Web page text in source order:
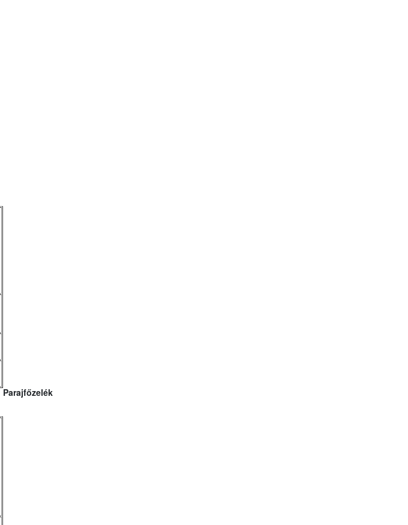
Parajfőzelék